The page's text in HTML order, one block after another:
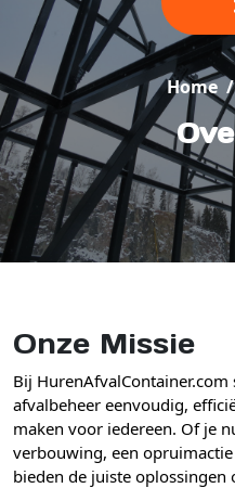
Home
Onze Missie
Bij
afvalbeheer eenvoudig,
maken voor iedereen. Of je
verbouwing, een
bieden de juiste oplossingen